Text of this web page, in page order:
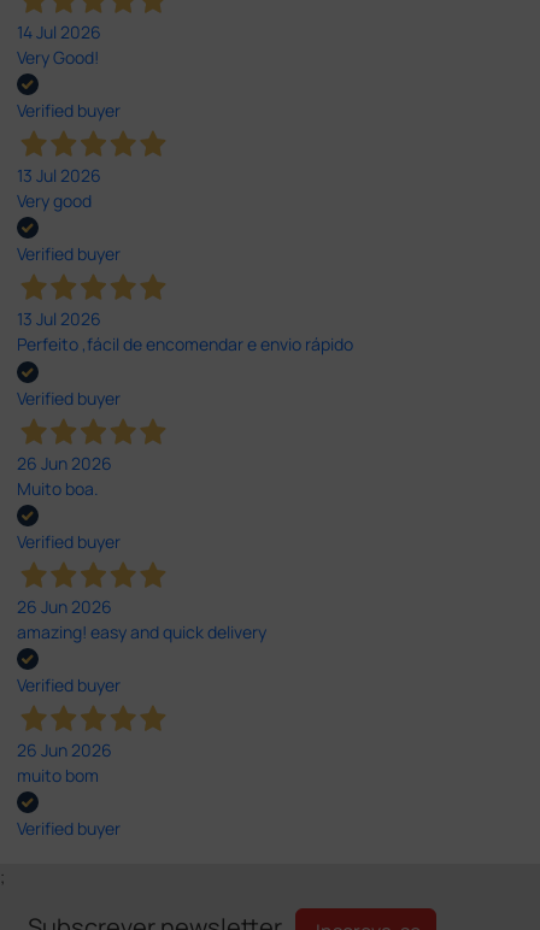
14 Jul 2026
Very Good!
Verified buyer
13 Jul 2026
Very good
Verified buyer
13 Jul 2026
Perfeito ,fácil de encomendar e envio rápido
Verified buyer
26 Jun 2026
Muito boa.
Verified buyer
26 Jun 2026
amazing! easy and quick delivery
Verified buyer
26 Jun 2026
muito bom
Verified buyer
;